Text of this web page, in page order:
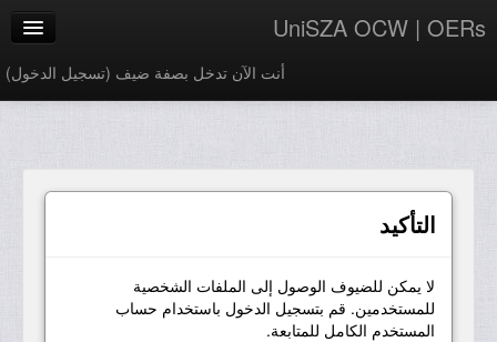
UniSZA OCW | OERs
أنت الآن تدخل بصفة ضيف (تسجيل الدخول)
e-Learning Website
العربية ‎(ar)‎
التأكيد
لا يمكن للضيوف الوصول إلى الملفات الشخصية
للمستخدمين. قم بتسجيل الدخول باستخدام حساب
المستخدم الكامل للمتابعة.